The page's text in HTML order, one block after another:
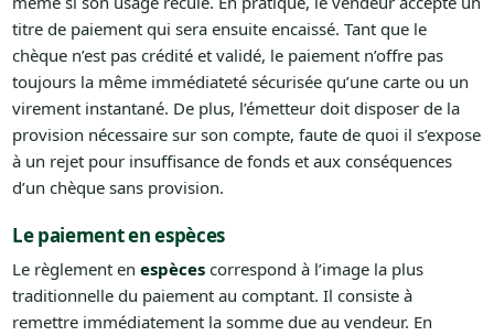
titre de paiement qui sera ensuite encaissé. Tant que le
chèque n’est pas crédité et validé, le paiement n’offre pas
toujours la même immédiateté sécurisée qu’une carte ou un
virement instantané. De plus, l’émetteur doit disposer de la
provision nécessaire sur son compte, faute de quoi il s’expose
à un rejet pour insuffisance de fonds et aux conséquences
d’un chèque sans provision.
Le paiement en espèces
Le règlement en espècescorrespond à l’image la plus
traditionnelle du paiement au comptant. Il consiste à
remettre immédiatement la somme due au vendeur. En